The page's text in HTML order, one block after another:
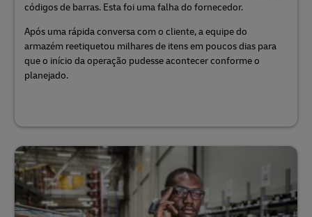
códigos de barras. Esta foi uma falha do fornecedor.
Após uma rápida conversa com o cliente, a equipe do
armazém reetiquetou milhares de itens em poucos dias para
que o início da operação pudesse acontecer conforme o
planejado.